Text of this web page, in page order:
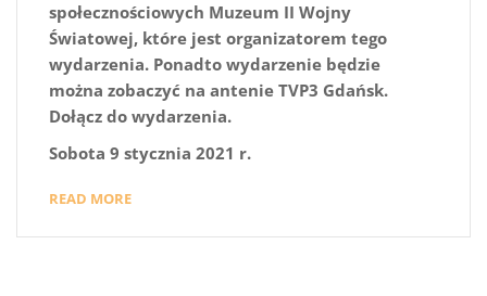
społecznościowych Muzeum II Wojny
Światowej, które jest organizatorem tego
wydarzenia. Ponadto wydarzenie będzie
można zobaczyć na antenie TVP3 Gdańsk.
Dołącz do wydarzenia.
Sobota 9 stycznia 2021 r.
READ MORE